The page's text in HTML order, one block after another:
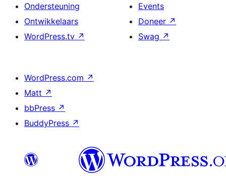
Ondersteuning
Ontwikkelaars
WordPress.tv ↗
Events
Doneer ↗
Swag ↗
WordPress.com ↗
Matt ↗
bbPress ↗
BuddyPress ↗